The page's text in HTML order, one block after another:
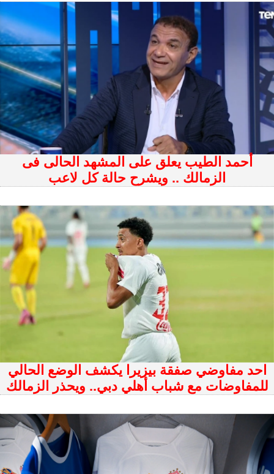
أحمد الطيب يعلق على المشهد الحالى فى
الزمالك .. ويشرح حالة كل لاعب
احد مفاوضي صفقة بيزيرا يكشف الوضع الحالي
للمفاوضات مع شباب أهلي دبي.. ويحذر الزمالك